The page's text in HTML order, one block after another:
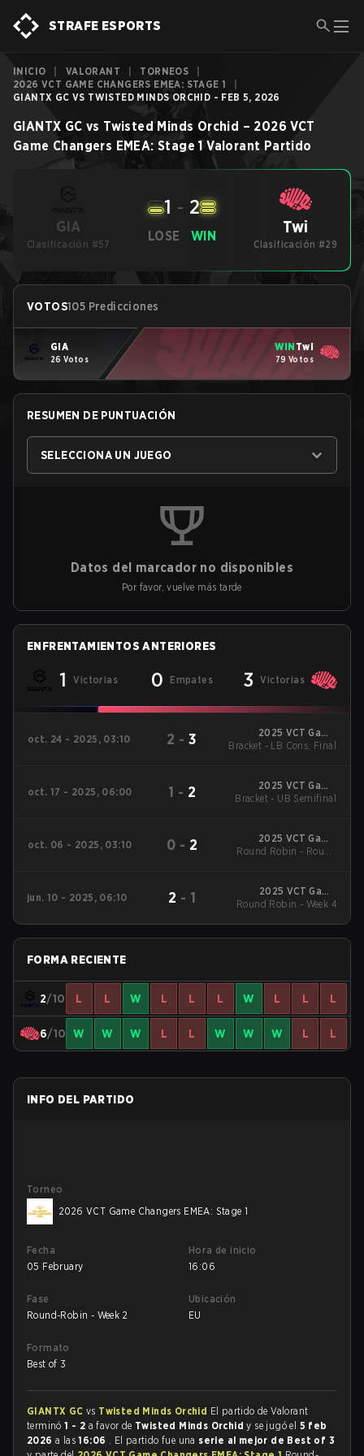
STRAFE ESPORTS
INICIO VALORANT TORNEOS
2026 VCT GAME CHANGERS EMEA: STAGE 1
GIANTX GC VS TWISTED MINDS ORCHID - FEB 5, 2026
GIANTX GC vs Twisted Minds Orchid – 2026 VCT
Game Changers EMEA: Stage 1 Valorant Partido
GIA
Clasificación #57
LOSE
1 - 2
WIN Twi
Clasificación #29
VOTOS105 Predicciones
GIA
26 Votos
WIN Twi
79 Votos
RESUMEN DE PUNTUACIÓN
SELECCIONA UN JUEGO
Datos del marcador no disponibles
Por favor, vuelve más tarde
ENFRENTAMIENTOS ANTERIORES
1 Victorias 0 Empates 3 Victorias
oct. 24 - 2025, 03:10 2 -3
2025 VCT Game
Changers EMEA: Stage
Bracket - LB Cons. Final
oct. 17 - 2025, 06:00 1 - 2
2025 VCT Game
Changers EMEA: Stage
Bracket - UB Semifinal
oct. 06 - 2025, 03:10 0 - 2
2025 VCT Game
Changers EMEA: Stage
Round Robin - Round
jun. 10 - 2025, 06:10 2 - 1
2025 VCT Game
Changers EMEA: Stage
Round Robin - Week 4
FORMA RECIENTE
2/10 L L W L L L W L L L
6/10 W W W L L W W W L L
INFO DEL PARTIDO
Torneo
2026 VCT Game Changers EMEA: Stage 1
Fecha
05 February
Hora de inicio
16:06
Fase
Round-Robin - Week 2
Ubicación
EU
Formato
Best of 3
GIANTX GC vs Twisted Minds Orchid El partido de Valorant
terminó1 - 2 a favor de Twisted Minds Orchidy se jugó el 5 feb
2026 a las16:06 . El partido fue una serie al mejor de Best of 3